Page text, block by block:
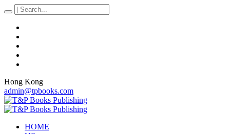
Hong Kong
admin@tpbooks.com
HOME